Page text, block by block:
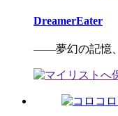
DreamerEater
――夢幻の記憶